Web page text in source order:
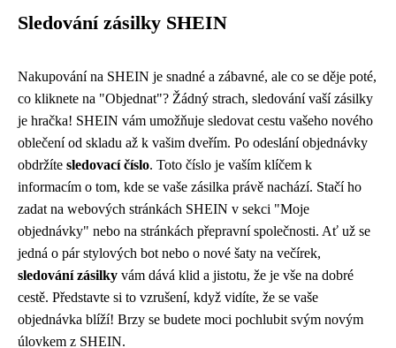
Sledování zásilky SHEIN
Nakupování na SHEIN je snadné a zábavné, ale co se děje poté,
co kliknete na "Objednat"? Žádný strach, sledování vaší zásilky
je hračka! SHEIN vám umožňuje sledovat cestu vašeho nového
oblečení od skladu až k vašim dveřím. Po odeslání objednávky
obdržíte sledovací číslo. Toto číslo je vaším klíčem k
informacím o tom, kde se vaše zásilka právě nachází. Stačí ho
zadat na webových stránkách SHEIN v sekci "Moje
objednávky" nebo na stránkách přepravní společnosti. Ať už se
jedná o pár stylových bot nebo o nové šaty na večírek,
sledování zásilky vám dává klid a jistotu, že je vše na dobré
cestě. Představte si to vzrušení, když vidíte, že se vaše
objednávka blíží! Brzy se budete moci pochlubit svým novým
úlovkem z SHEIN.